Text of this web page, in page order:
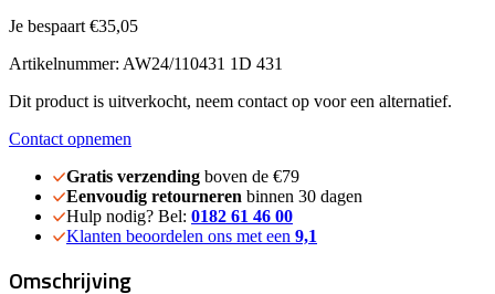
Je bespaart €35,05
Artikelnummer: AW24/110431 1D 431
Dit product is uitverkocht, neem contact op voor een alternatief.
Contact opnemen
Gratis verzending boven de €79
Eenvoudig retourneren binnen 30 dagen
Hulp nodig? Bel: 0182 61 46 00
Klanten beoordelen ons met een 9,1
Omschrijving